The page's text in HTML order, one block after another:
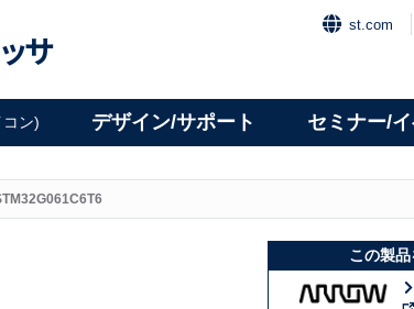
サ
st.com
ン) デザイン/サポート セミナー/
この製